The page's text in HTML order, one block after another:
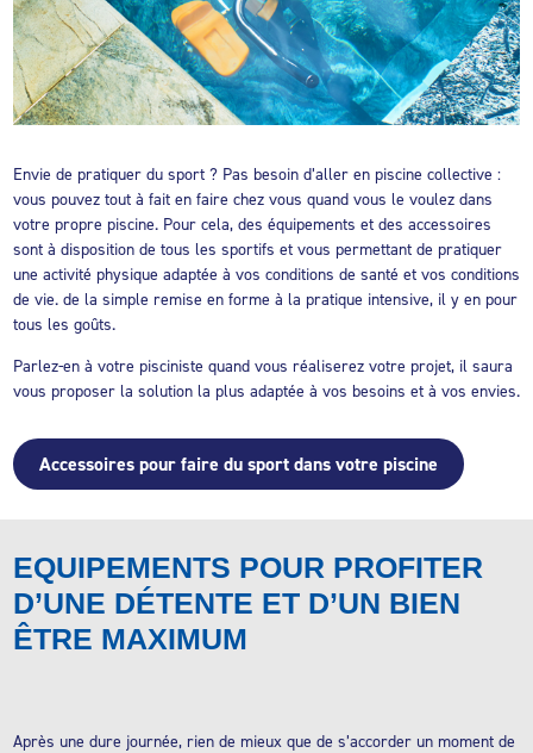
Envie de pratiquer du sport ? Pas besoin d’aller en piscine collective :
vous pouvez tout à fait en faire chez vous quand vous le voulez dans
votre propre piscine. Pour cela, des équipements et des accessoires
sont à disposition de tous les sportifs et vous permettant de pratiquer
une activité physique adaptée à vos conditions de santé et vos conditions
de vie. de la simple remise en forme à la pratique intensive, il y en pour
tous les goûts.
Parlez-en à votre pisciniste quand vous réaliserez votre projet, il saura
vous proposer la solution la plus adaptée à vos besoins et à vos envies.
Accessoires pour faire du sport dans votre piscine
EQUIPEMENTS POUR PROFITER
D’UNE DÉTENTE ET D’UN BIEN
ÊTRE MAXIMUM
Après une dure journée, rien de mieux que de s’accorder un moment de